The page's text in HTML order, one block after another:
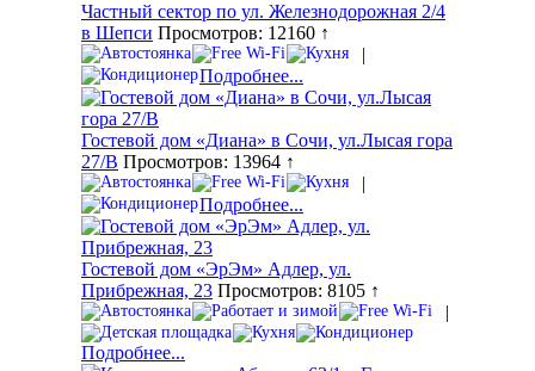
Частный сектор по ул. Железнодорожная 2/4
в Шепси Просмотров: 12160 ↑
|
Подробнее...
Гостевой дом «Диана» в Сочи, ул.Лысая гора
27/В Просмотров: 13964 ↑
|
Подробнее...
Гостевой дом «ЭрЭм» Адлер, ул.
Прибрежная, 23 Просмотров: 8105 ↑
|
Подробнее...